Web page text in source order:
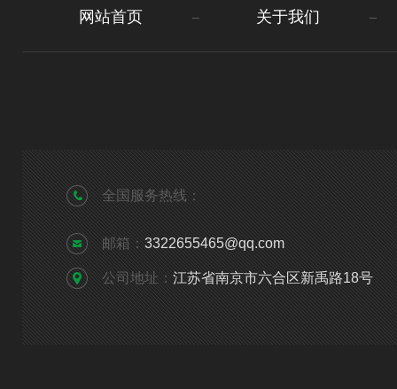
网站首页 关于我们
全国服务热线：
邮箱： 3322655465@qq.com
公司地址： 江苏省南京市六合区新禹路18号